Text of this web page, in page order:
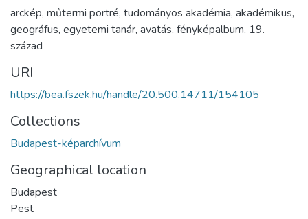
arckép, műtermi portré, tudományos akadémia, akadémikus,
geográfus, egyetemi tanár, avatás, fényképalbum, 19.
század
URI
https://bea.fszek.hu/handle/20.500.14711/154105
Collections
Budapest-képarchívum
Geographical location
Budapest
Pest